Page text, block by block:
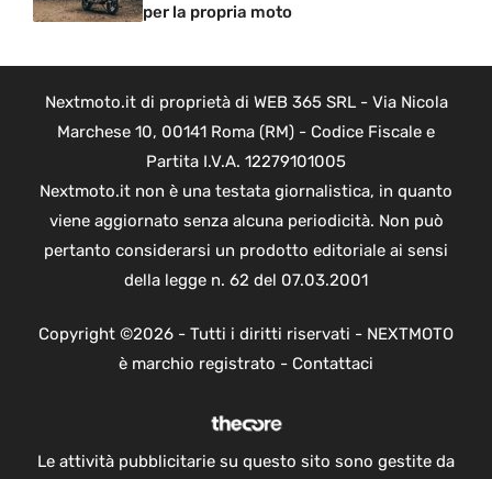
per la propria moto
Nextmoto.it di proprietà di WEB 365 SRL - Via Nicola
Marchese 10, 00141 Roma (RM) - Codice Fiscale e
Partita I.V.A. 12279101005
Nextmoto.it non è una testata giornalistica, in quanto
viene aggiornato senza alcuna periodicità. Non può
pertanto considerarsi un prodotto editoriale ai sensi
della legge n. 62 del 07.03.2001
Copyright ©2026 - Tutti i diritti riservati - NEXTMOTO
è marchio registrato - Contattaci
Le attività pubblicitarie su questo sito sono gestite da